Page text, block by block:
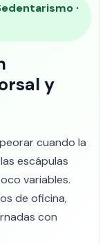
·
y
cuando la
escápulas
variables.
de oficina,
con